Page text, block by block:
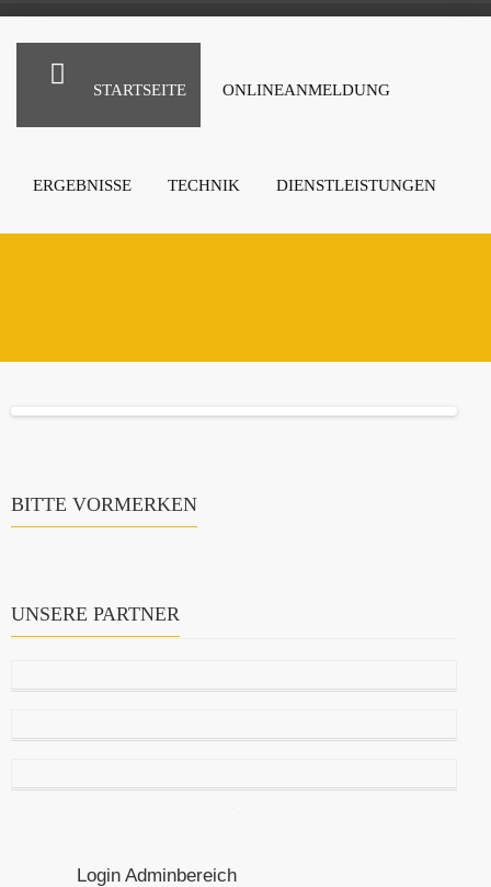
STARTSEITE ONLINEANMELDUNG
ERGEBNISSE TECHNIK DIENSTLEISTUNGEN
BITTE VORMERKEN
UNSERE PARTNER
Login Adminbereich